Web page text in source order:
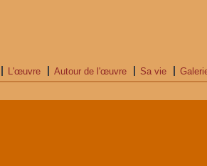
L'œuvre Autour de l'œuvre Sa vie